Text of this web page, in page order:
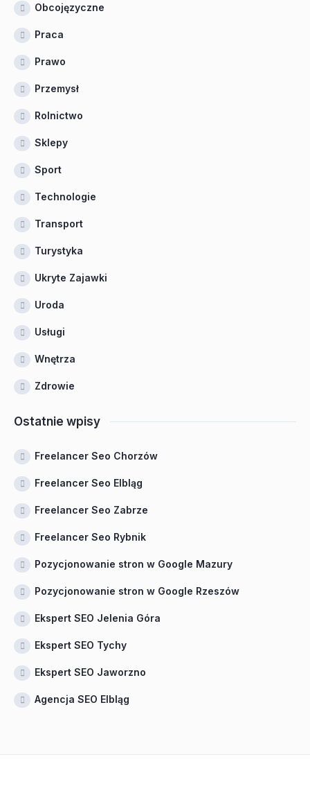
Obcojęzyczne
Praca
Prawo
Przemysł
Rolnictwo
Sklepy
Sport
Technologie
Transport
Turystyka
Ukryte Zajawki
Uroda
Usługi
Wnętrza
Zdrowie
Ostatnie wpisy
Freelancer Seo Chorzów
Freelancer Seo Elbląg
Freelancer Seo Zabrze
Freelancer Seo Rybnik
Pozycjonowanie stron w Google Mazury
Pozycjonowanie stron w Google Rzeszów
Ekspert SEO Jelenia Góra
Ekspert SEO Tychy
Ekspert SEO Jaworzno
Agencja SEO Elbląg